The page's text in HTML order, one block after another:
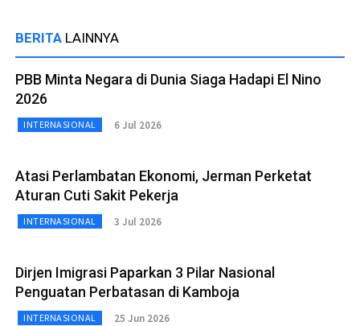
BERITA LAINNYA
PBB Minta Negara di Dunia Siaga Hadapi El Nino
2026
INTERNASIONAL 6 Jul 2026
Atasi Perlambatan Ekonomi, Jerman Perketat
Aturan Cuti Sakit Pekerja
INTERNASIONAL 3 Jul 2026
Dirjen Imigrasi Paparkan 3 Pilar Nasional
Penguatan Perbatasan di Kamboja
INTERNASIONAL 25 Jun 2026